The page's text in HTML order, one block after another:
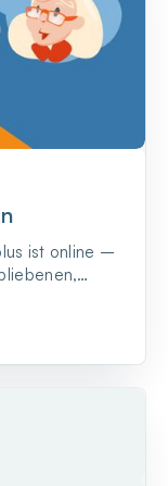
ist online –
der
natürlich